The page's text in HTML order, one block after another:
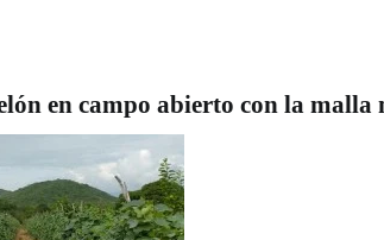
en campo abierto con la malla